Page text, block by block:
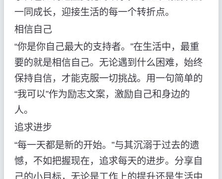
一同成长，迎接生活的每一个转折点。
相信自己
“你是你自己最大的支持者。”在生活中，最重
要的就是相信自己。无论遇到什么困难，始终
保持自信，才能克服一切挑战。用一句简单的
“我可以”作为励志文案，激励自己和身边的
人。
追求进步
“每一天都是新的开始。”与其沉溺于过去的遗
憾，不如把握现在，追求每天的进步。分享自
己的小目标，无论是工作上的提升还是生活中